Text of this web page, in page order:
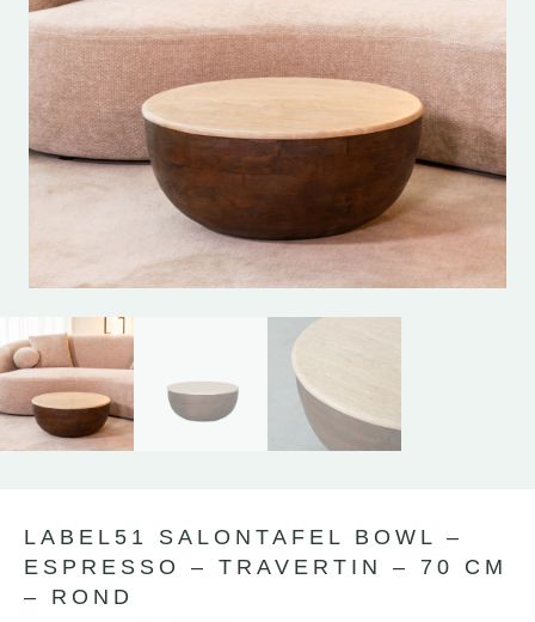
LABEL51 SALONTAFEL BOWL –
ESPRESSO – TRAVERTIN – 70 CM
– ROND